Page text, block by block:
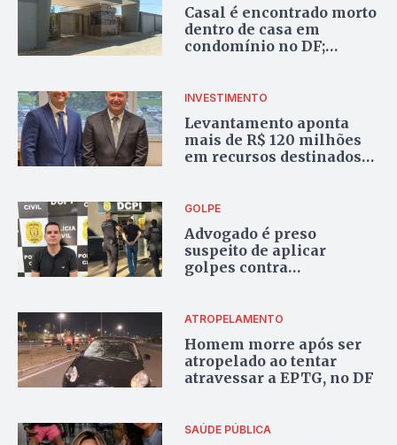
Casal é encontrado morto
dentro de casa em
condomínio no DF;
INVESTIMENTO
Levantamento aponta
mais de R$ 120 milhões
em recursos destinados
GOLPE
Advogado é preso
suspeito de aplicar
golpes contra
Luziânia
ATROPELAMENTO
Homem morre após ser
atropelado ao tentar
atravessar a EPTG, no DF
SAÚDE PÚBLICA